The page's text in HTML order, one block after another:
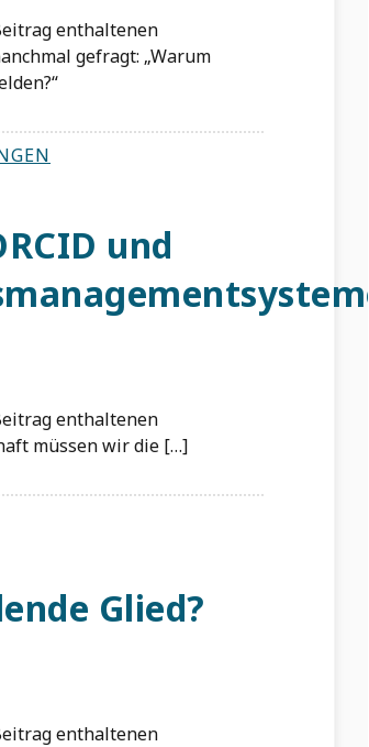
enthaltenen
gefragt: „Warum
und
enthaltenen
müssen wir die […]
Glied?
enthaltenen